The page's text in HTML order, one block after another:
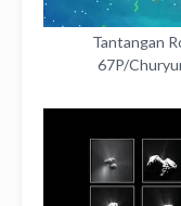
Tantangan
67P/